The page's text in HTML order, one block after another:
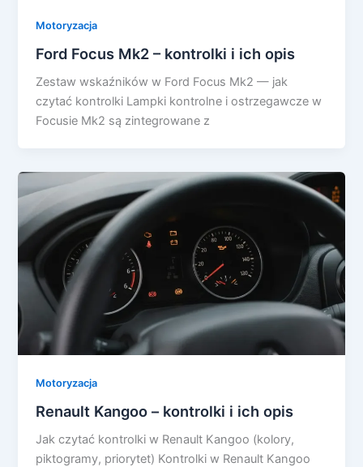
Motoryzacja
Ford Focus Mk2 – kontrolki i ich opis
Zestaw wskaźników w Ford Focus Mk2 — jak
czytać kontrolki Lampki kontrolne i ostrzegawcze w
Focusie Mk2 są zintegrowane z
Motoryzacja
Renault Kangoo – kontrolki i ich opis
Jak czytać kontrolki w Renault Kangoo (kolory,
piktogramy, priorytet) Kontrolki w Renault Kangoo